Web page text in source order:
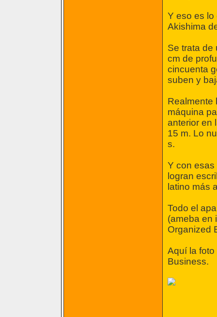
Y eso es lo
Akishima
Se trata de
cm de
cincuenta
suben y
Realmente
máquina
anterior en
15 m. Lo
s.
Y con esas
logran
latino más
Todo el
(ameba en
Organized
Aquí la
Business.